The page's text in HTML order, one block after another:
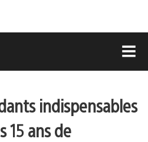
indispensables
15 ans de